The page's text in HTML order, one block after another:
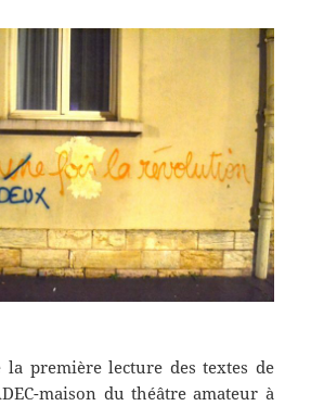
première lecture des textes de
maison du théâtre amateur à